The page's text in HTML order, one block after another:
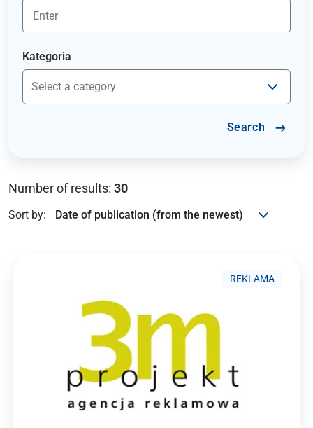
Kategoria
Search
Number of results: 30
Sort by:
REKLAMA